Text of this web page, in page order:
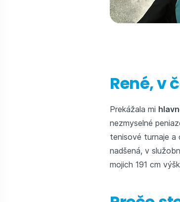
René, v
Prekážala mi
nezmyselné
tenisové turnaje
nadšená, v
mojich 191 cm